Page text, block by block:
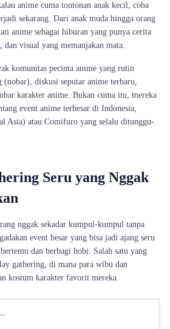
anime cuma tontonan anak kecil, coba
sekarang. Dari anak muda hingga orang
anime sebagai hiburan yang punya cerita
visual yang memanjakan mata.
komunitas pecinta anime yang rutin
(nobar), diskusi seputar anime terbaru,
karakter anime. Bukan cuma itu, mereka
event anime terbesar di Indonesia,
Asia) atau Comifuro yang selalu ditunggu-
Seru yang Nggak
nggak sekadar kumpul-kumpul tanpa
event besar yang bisa jadi ajang seru
dan berbagi hobi. Salah satu yang
gathering, di mana para wibu dan
kostum karakter favorit mereka.